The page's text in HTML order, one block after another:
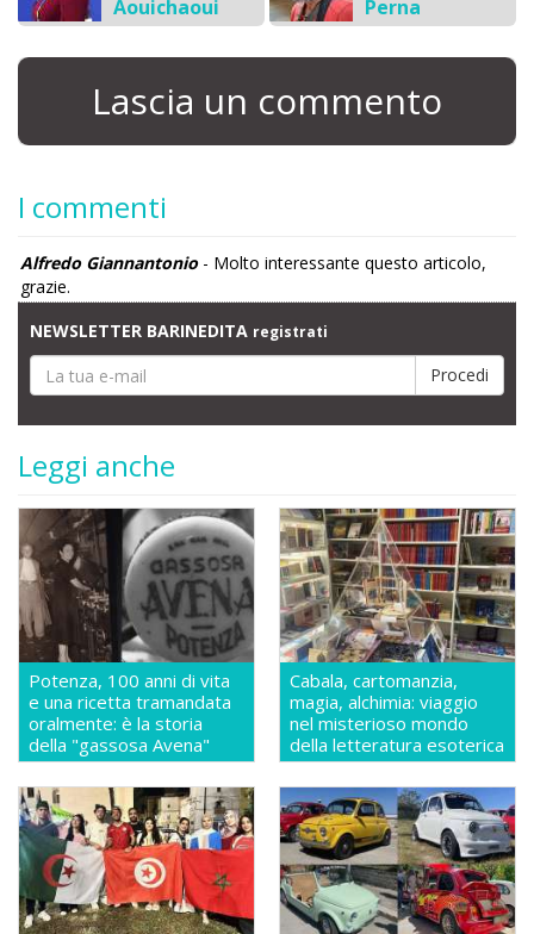
Aouichaoui
Perna
Lascia un commento
I commenti
Alfredo Giannantonio- Molto interessante questo articolo,
grazie.
NEWSLETTER BARINEDITA registrati
Leggi anche
Potenza, 100 anni di vita
e una ricetta tramandata
oralmente: è la storia
della "gassosa Avena"
Cabala, cartomanzia,
magia, alchimia: viaggio
nel misterioso mondo
della letteratura esoterica